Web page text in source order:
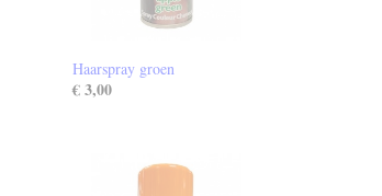
Haarspray groen
€ 3,00